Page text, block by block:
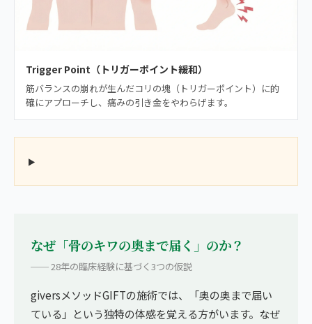
Trigger Point（トリガーポイント緩和）
筋バランスの崩れが生んだコリの塊（トリガーポイント）に的
確にアプローチし、痛みの引き金をやわらげます。
なぜ「骨のキワの奥まで届く」のか？
── 28年の臨床経験に基づく3つの仮説
giversメソッドGIFTの施術では、「奥の奥まで届い
ている」という独特の体感を覚える方がいます。なぜ